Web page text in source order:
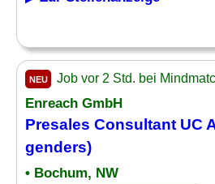
NEU Job vor 2 Std. bei
Enreach GmbH
Presales Consultant UC
genders)
• Bochum, NW